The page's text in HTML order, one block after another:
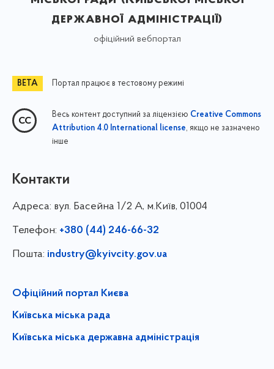
державної адміністрації)
офіційний вебпортал
Портал працює в тестовому режимі
Весь контент доступний за ліцензією Creative Commons
Attribution 4.0 International license, якщо не зазначено
інше
Контакти
Адреса: вул. Басейна 1/⁠2 А, м.Київ, 01004
Телефон: +380 (44) 246-66-32
Пошта: industry@kyivcity.gov.ua
Офіційний портал Києва
Київська міська рада
Київська міська державна адміністрація